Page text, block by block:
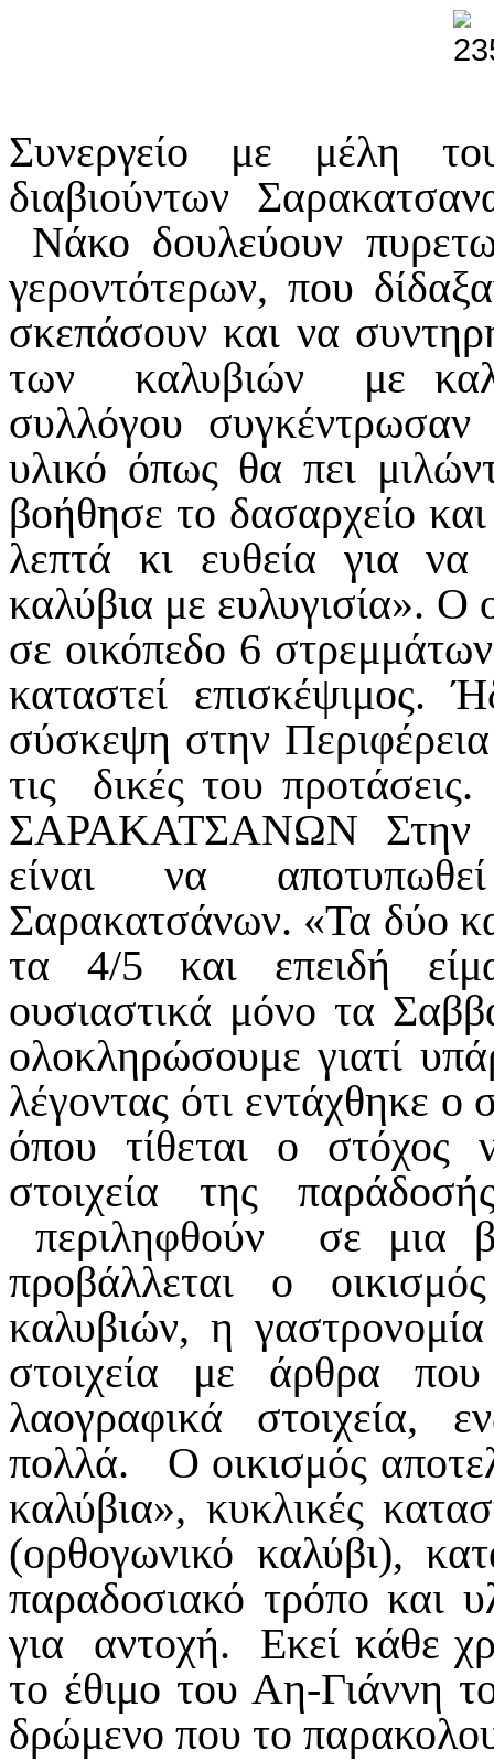
Συνεργείο με μέλη
διαβιούντων
Νάκο δουλεύουν
γεροντότερων, που
σκεπάσουν και να
των καλυβιών με
συλλόγου
υλικό όπως θα πει
βοήθησε το δασαρχείο
λεπτά κι ευθεία για να
καλύβια με ευλυγισία». Ο
σε οικόπεδο 6
καταστεί επισκέψιμος.
σύσκεψη στην
τις δικές του
ΣΑΡΑΚΑΤΣΑΝΩΝ Στην
είναι να
Σαρακατσάνων. «Τα δύο
τα 4/5 και επειδή
ουσιαστικά μόνο τα
ολοκληρώσουμε γιατί
λέγοντας ότι εντάχθηκε
όπου τίθεται ο
στοιχεία της
περιληφθούν σε μια
προβάλλεται ο
καλυβιών, η
στοιχεία με άρθρα
λαογραφικά στοιχεία,
πολλά. Ο οικισμός
καλύβια», κυκλικές
(ορθογωνικό καλύβι),
παραδοσιακό τρόπο και
για αντοχή. Εκεί κάθε
το έθιμο του Αη-Γιάννη
δρώμενο που το